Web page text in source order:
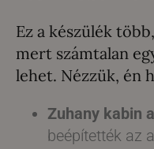
Ez a készülék
mert számtalan
lehet. Nézzük, én
Zuhany kabin
beépítették az